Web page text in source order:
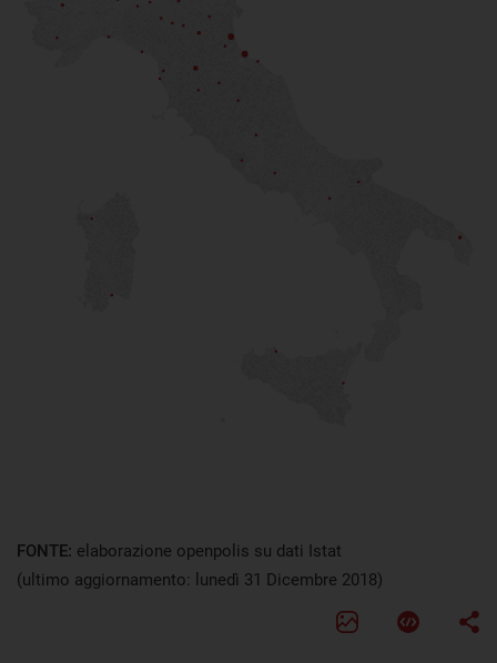
FONTE: elaborazione openpolis su dati Istat
(ultimo aggiornamento: lunedì 31 Dicembre 2018)